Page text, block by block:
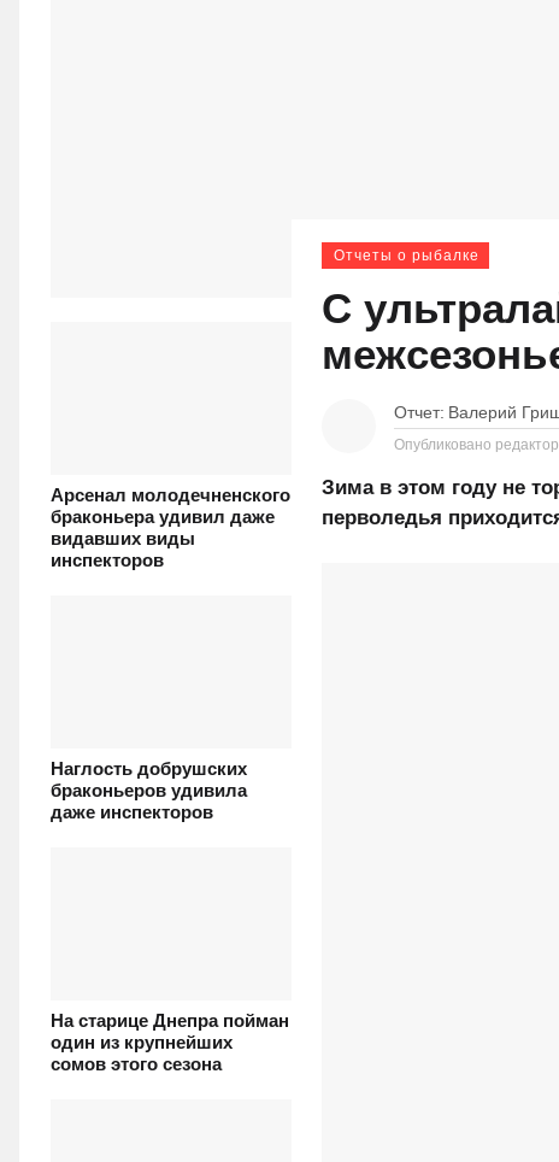
Арсенал молодечненского
браконьера удивил даже
видавших виды
инспекторов
Наглость добрушских
браконьеров удивила
даже инспекторов
На старице Днепра пойман
один из крупнейших
сомов этого сезона
Отчеты о рыбалке
С
Отчет: Валерий
Опубликовано
Зима в этом году не
перволедья